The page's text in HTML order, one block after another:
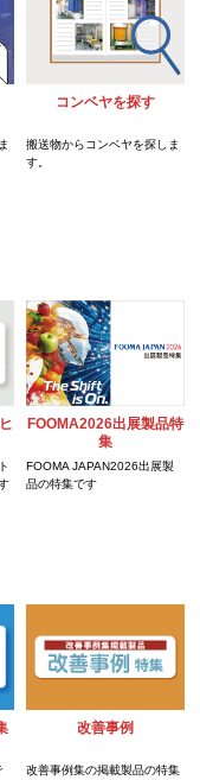
コンベヤを探す
搬送物からコンベヤを探しま
す。
FOOMA2026出展製品特
集
FOOMA JAPAN2026出展製
品の特集です
改善事例
改善事例集の掲載製品の特集